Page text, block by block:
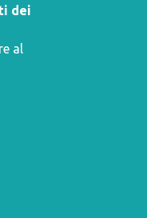
dei
al